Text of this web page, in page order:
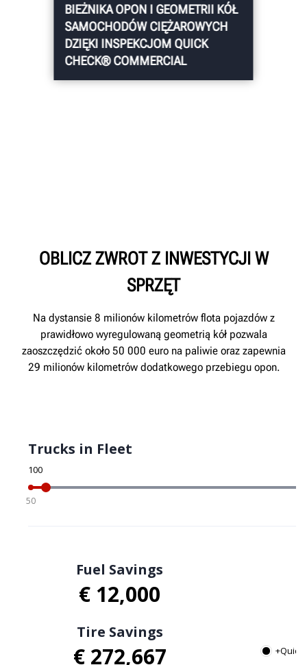
BIEŻNIKA OPON I GEOMETRII KÓŁ
SAMOCHODÓW CIĘŻAROWYCH
DZIĘKI INSPEKCJOM QUICK
CHECK® COMMERCIAL
OBLICZ ZWROT Z INWESTYCJI W
SPRZĘT
Na dystansie 8 milionów kilometrów flota pojazdów z
prawidłowo wyregulowaną geometrią kół pozwala
zaoszczędzić około 50 000 euro na paliwie oraz zapewnia
29 milionów kilometrów dodatkowego przebiegu opon.